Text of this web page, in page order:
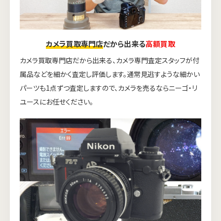
カメラ買取専門店だから出来る高額買取
カメラ買取専門店だから出来る、カメラ専門査定スタッフが付
属品などを細かく査定し評価します。通常見逃すような細かい
パーツも1点ずつ査定しますので、カメラを売るならニーゴ・リ
ユースにお任せください。